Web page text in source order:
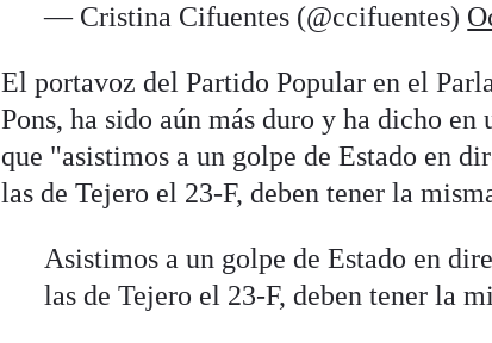
— Cristina Cifuentes (@ccifuentes)
El portavoz del Partido Popular en el
Pons, ha sido aún más duro y ha dicho
que "asistimos a un golpe de Estado en
las de Tejero el 23-F, deben tener la
Asistimos a un golpe de Estado en
las de Tejero el 23-F, deben tener la